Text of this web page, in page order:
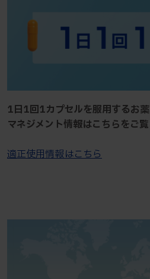
1日1回1カプセルを服用するお
マネジメント情報はこちらをご覧
適正使用情報はこちら